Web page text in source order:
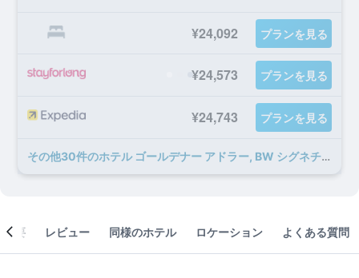
¥24,092 プランを見る
¥24,573 プランを見る
¥24,743 プランを見る
​その他30​件のホテル ゴールデナー アドラー, BW シグネチャー コレクションのオファー
概要 レビュー 同様のホテル ロケーション よくある質問